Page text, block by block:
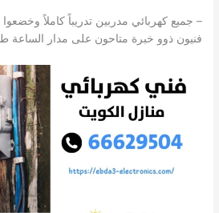
– جميع كهربائي مدربين تدريباً كاملاً
فنيون ذوو خبرة متاحون على مدار الساعة